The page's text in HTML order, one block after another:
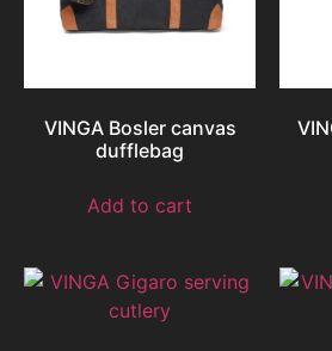
VINGA Bosler canvas
dufflebag
Add to cart